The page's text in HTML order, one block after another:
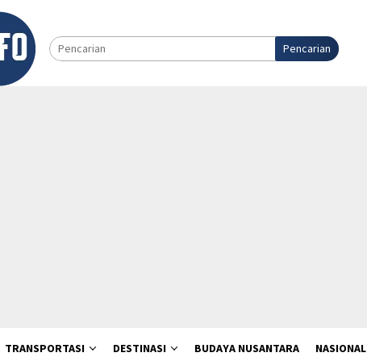
Pencarian
TRANSPORTASI DESTINASI BUDAYA NUSANTARA NASIONAL